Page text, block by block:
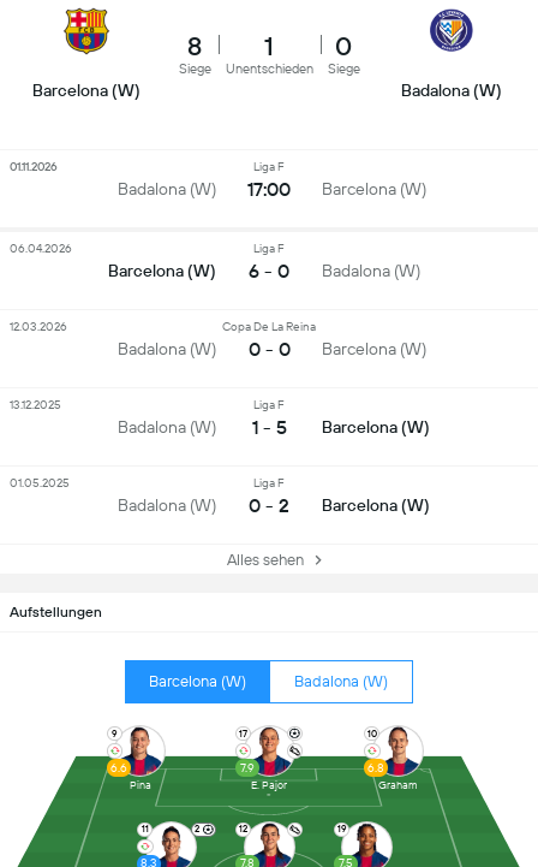
Aufstellungen
Barcelona (W) Badalona (W)
11 2
8.3
12
7.8
19
7.5
9
6.6
Pina
17
7.9
E. Pajor
10
6.8
Graham
Barcelona (W)
8
Siege
1
Unentschieden
0
Siege
Badalona (W)
Badalona (W)
Liga F
17:00 Barcelona (W)
01.11.2026
Barcelona (W)
Liga F
6 - 0 Badalona (W)
06.04.2026
Badalona (W)
Copa De La Reina
0 - 0 Barcelona (W)
12.03.2026
Badalona (W)
Liga F
1 - 5 Barcelona (W)
13.12.2025
Badalona (W)
Liga F
0 - 2 Barcelona (W)
01.05.2025
Alles sehen